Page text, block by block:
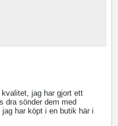
jag har gjort ett
dra sönder dem med
har köpt i en butik här i